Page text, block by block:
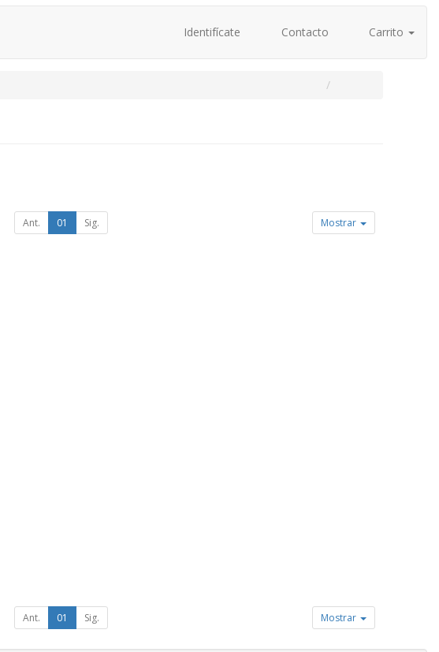
Identifícate Contacto Carrito
Ant. 01 Sig. Mostrar
Ant. 01 Sig. Mostrar